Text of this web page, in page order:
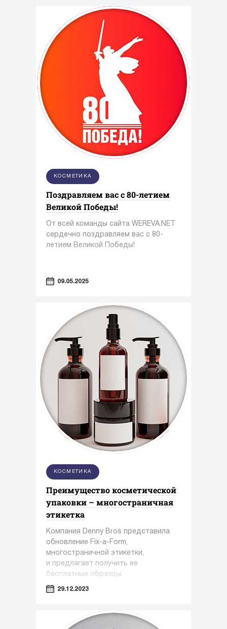
промышленность.
КОСМЕТИКА
Поздравляем вас с 80-летием
Великой Победы!
От всей команды сайта WEREVA.NET
сердечно поздравляем вас с 80-
летием Великой Победы!
09.05.2025
КОСМЕТИКА
Преимущество косметической
упаковки – многостраничная
этикетка
Компания Denny Bros представила
обновление Fix-a-Form,
многостраничной этикетки,
и предлагает получить ее
бесплатные образцы.
29.12.2023